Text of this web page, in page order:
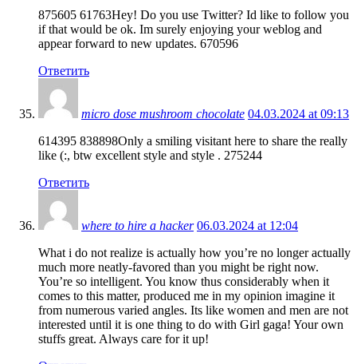
875605 61763Hey! Do you use Twitter? Id like to follow you
if that would be ok. Im surely enjoying your weblog and
appear forward to new updates. 670596
Ответить
micro dose mushroom chocolate 04.03.2024 at 09:13
614395 838898Only a smiling visitant here to share the really
like (:, btw excellent style and style . 275244
Ответить
where to hire a hacker 06.03.2024 at 12:04
What i do not realize is actually how you’re no longer actually
much more neatly-favored than you might be right now.
You’re so intelligent. You know thus considerably when it
comes to this matter, produced me in my opinion imagine it
from numerous varied angles. Its like women and men are not
interested until it is one thing to do with Girl gaga! Your own
stuffs great. Always care for it up!